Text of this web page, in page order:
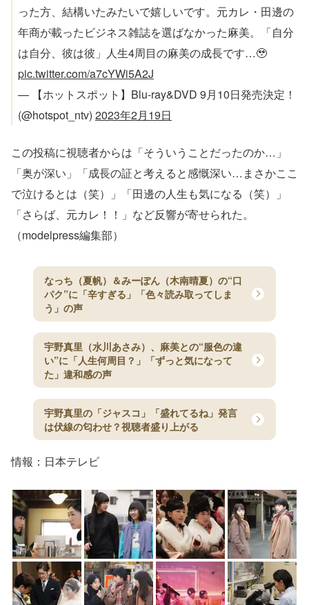
った方、結構いたみたいで嬉しいです。元カレ・田邊の
年商が載ったビジネス雑誌を選ばなかった麻美。「自分
は自分、彼は彼」人生4周目の麻美の成長です…🥹
pic.twitter.com/a7cYWi5A2J
— 【ホットスポット】Blu-ray&DVD 9月10日発売決定！
(@hotspot_ntv) 2023年2月19日
この投稿に視聴者からは「そういうことだったのか…」
「奥が深い」「成長の証と考えると感慨深い…まさかここ
で泣けるとは（笑）」「田邊の人生も気になる（笑）」
「さらば、元カレ！！」など反響が寄せられた。
（modelpress編集部）
なっち（夏帆）＆みーぽん（木南晴夏）の“口
パク”に「辛すぎる」「色々読み取ってしま
う」の声
宇野真里（水川あさみ）、麻美との“服色の違
い”に「人生何周目？」「ずっと気になって
た」違和感の声
宇野真里の「ジャスコ」「盛れてるね」発言
は伏線の匂わせ？視聴者盛り上がる
情報：日本テレビ